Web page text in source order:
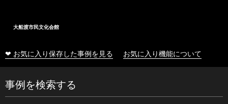
大船渡市民文化会館
❤ お気に入り保存した事例を見る お気に入り機能について
事例を検索する